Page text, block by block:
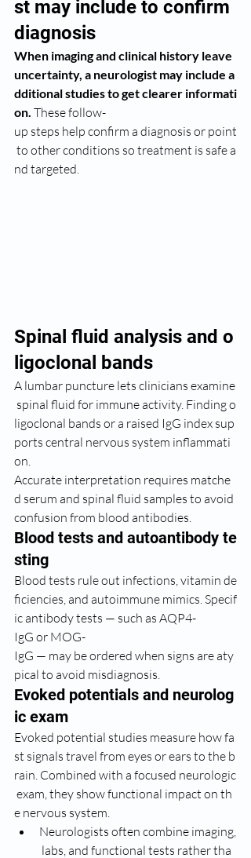
st may include to confirm
diagnosis
When imaging and clinical history leave
uncertainty, a neurologist may include a
dditional studies to get clearer informati
on. These follow-
up steps help confirm a diagnosis or point
to other conditions so treatment is safe a
nd targeted.
Spinal fluid analysis and o
ligoclonal bands
A lumbar puncture lets clinicians examine
spinal fluid for immune activity. Finding o
ligoclonal bands or a raised IgG index sup
ports central nervous system inflammati﻿
on.
Accurate interpretation requires matche
d serum and spinal fluid samples to avoid
confusion from blood antibodies.
Blood tests and autoantibody te
sting
Blood tests rule out infections, vitamin de
ficiencies, and autoimmune mimics. Specif
ic antibody tests — such as AQP4-
IgG or MOG-
IgG — may be ordered when signs are aty
pical to avoid misdiagnosis.
Evoked potentials and neurolog
ic exam
Evoked potential studies measure how fa
st signals travel from eyes or ears to the b
rain. Combined with a focused neurologic
exam, they show functional impact on th
e nervous system.
Neurologists often combine imaging,
labs, and functional tests rather tha